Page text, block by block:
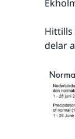
delar